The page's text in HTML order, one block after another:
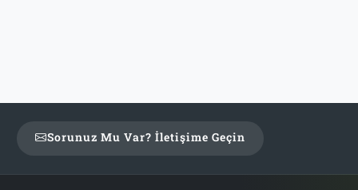
Sorunuz Mu Var? İletişime Geçin